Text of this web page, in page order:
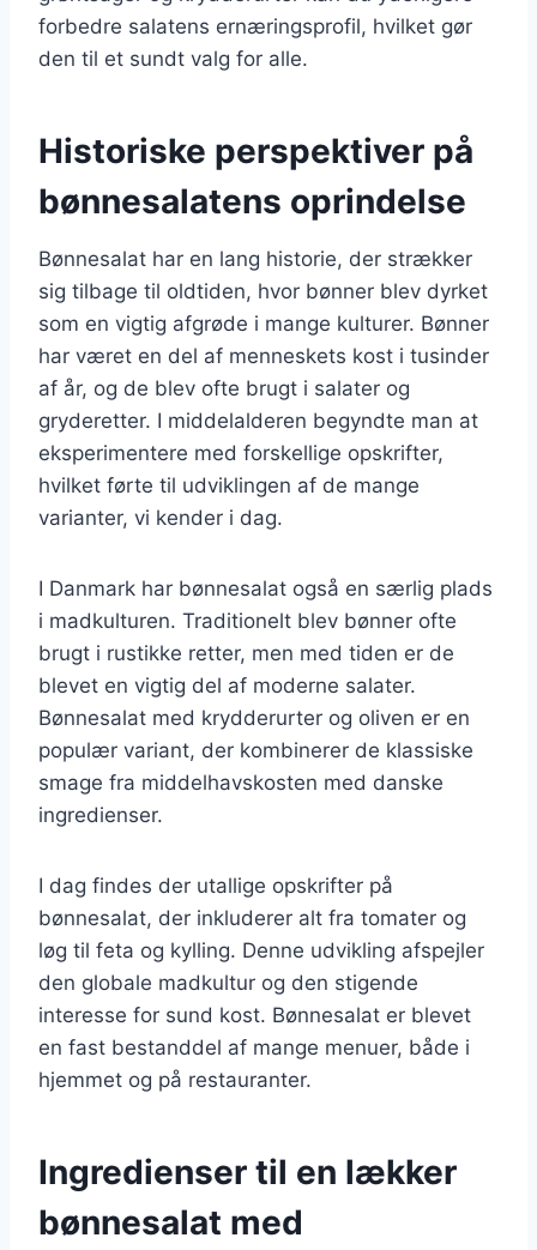
forbedre salatens ernæringsprofil, hvilket gør
den til et sundt valg for alle.
Historiske perspektiver på
bønnesalatens oprindelse
Bønnesalat har en lang historie, der strækker
sig tilbage til oldtiden, hvor bønner blev dyrket
som en vigtig afgrøde i mange kulturer. Bønner
har været en del af menneskets kost i tusinder
af år, og de blev ofte brugt i salater og
gryderetter. I middelalderen begyndte man at
eksperimentere med forskellige opskrifter,
hvilket førte til udviklingen af de mange
varianter, vi kender i dag.
I Danmark har bønnesalat også en særlig plads
i madkulturen. Traditionelt blev bønner ofte
brugt i rustikke retter, men med tiden er de
blevet en vigtig del af moderne salater.
Bønnesalat med krydderurter og oliven er en
populær variant, der kombinerer de klassiske
smage fra middelhavskosten med danske
ingredienser.
I dag findes der utallige opskrifter på
bønnesalat, der inkluderer alt fra tomater og
løg til feta og kylling. Denne udvikling afspejler
den globale madkultur og den stigende
interesse for sund kost. Bønnesalat er blevet
en fast bestanddel af mange menuer, både i
hjemmet og på restauranter.
Ingredienser til en lækker
bønnesalat med